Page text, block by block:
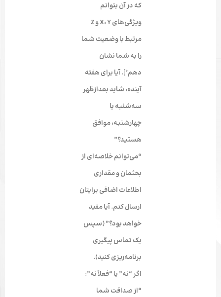
که در آن بتوانم
ویژگی‌های X، Y و Z
مرتبط با وضعیت شما
را به شما نشان
دهم’]. آیا برای هفته
آینده، شاید بعدازظهر
سه‌شنبه یا
چهارشنبه، موافق
هستید؟”
“می‌توانم خلاصه‌ای از
بحثمان و مقداری
اطلاعات اضافی برایتان
ارسال کنم. آیا مفید
خواهد بود؟” (سپس
یک تماس پیگیری
برنامه‌ریزی کنید).
اگر “نه” یا “فعلاً نه”:
“از صداقت شما